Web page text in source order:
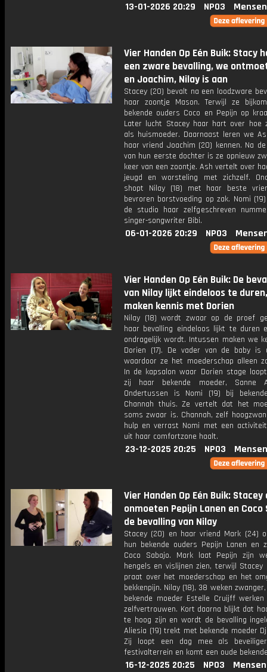
13-01-2026 20:29 NPO3
Vier Handen Op Eén Buik: Stacy
een zware bevalling, we
en Joachim, Nilay is aan
Stacey (20) bevalt na een loodzware
haar zoontje Mason. Terwijl ze
bekende ouders Coco en Pepijn op
Later lucht Stacey haar hart over hoe
als huismoeder. Daarnaast leren we
haar vriend Joachim (20) kennen. Na
van hun eerste dochter is ze opnieuw
keer van een zoontje. Ash vertelt over
jeugd en worsteling met zichzelf.
shopt Nilay (18) met haar beste
bevroren borstvoeding op zak. Nomi
de studio haar zelfgeschreven
singer-songwriter Bibi.
06-01-2026 20:29 NPO3
Vier Handen Op Eén Buik: De
van Nilay lijkt eindeloos te
maken kennis met Dorien
Nilay (18) wordt zwaar op de proef
haar bevalling eindeloos lijkt te duren
ondragelijk wordt. Intussen maken we
Dorien (17). De vader van de baby is
waardoor ze het moederschap alleen
In de kapsalon waar Dorien stage
zij haar bekende moeder, Sanne
Ondertussen is Nomi (19) bij
Channah thuis. Ze vertelt dat het
soms zwaar is. Channah, zelf
hulp en verrast Nomi met een
uit haar comfortzone haalt.
23-12-2025 20:25 NPO3
Vier Handen Op Eén Buik: Stacey
onmoeten Pepijn Lanen en Coco
de bevalling van Nilay
Stacey (20) en haar vriend Mark (24)
hun bekende ouders Pepijn Lanen en
Coco Sabajo. Mark laat Pepijn zijn
hengels en vislijnen zien, terwijl Stacey
praat over het moederschap en het
bekkenpijn. Nilay (18), 38 weken
bekende moeder Estelle Cruijff
zelfvertrouwen. Kort daarna blijkt dat
te hoog zijn en wordt de bevalling
Aliesia (19) trekt met bekende moeder
Zij loopt een dag mee als
festivalterrein en komt een oude
16-12-2025 20:25 NPO3